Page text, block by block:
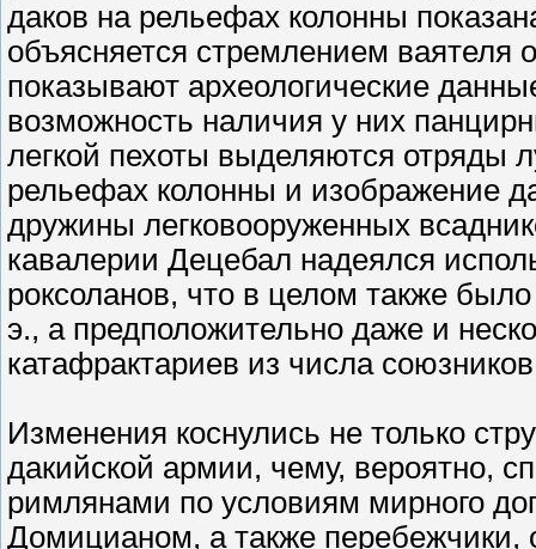
даков на рельефах колонны
объясняется стремлением ваятеля
показывают археологические
возможность наличия у них
легкой пехоты выделяются отряды
рельефах колонны и изображение
дружины легковооруженных
кавалерии Децебал надеялся
роксоланов, что в целом также
э., а предположительно даже и
катафрактариев из числа
Изменения коснулись не только
дакийской армии, чему, вероятно,
римлянами по условиям мирного
Домицианом, а также перебежчики,